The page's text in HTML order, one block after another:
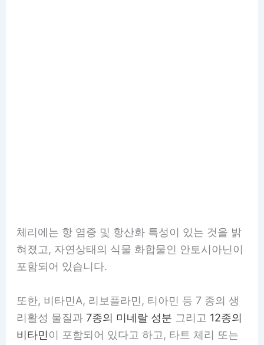
체리에는 항 염증 및 항산화 특성이 있는 것을 밝
혀졌고, 자연상태의 식물 화합물인 안토시아닌이
포함되어 있습니다.
또한, 비타민A, 리보플라민, 티아민 등 7 종의 생
리활성 물질과 7종의 미네랄 성분 그리고 12종의
비타민이 포함되어 있다고 하고, 타트 체리 또는